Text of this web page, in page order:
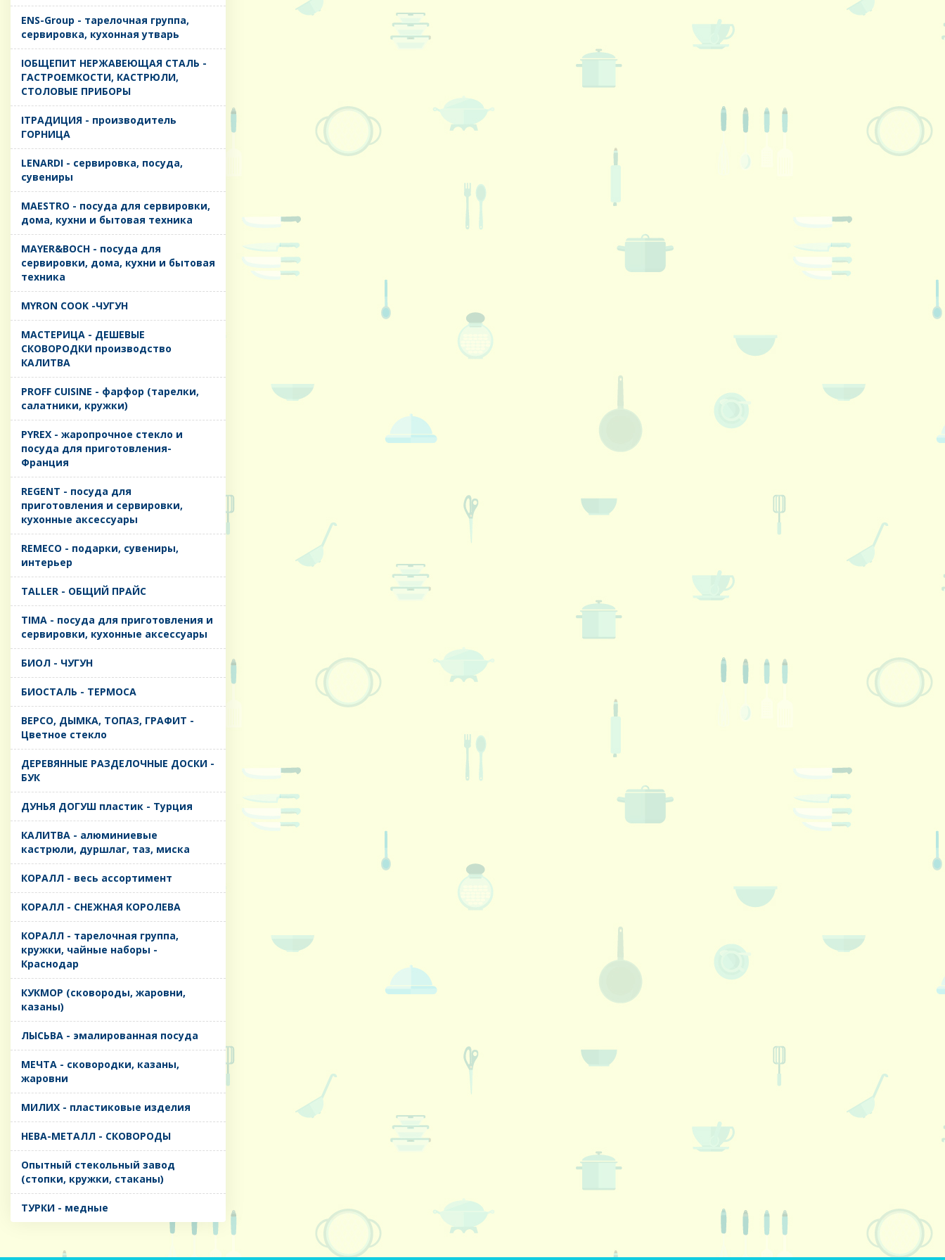
ENS-Group - тарелочная группа,
сервировка, кухонная утварь
IОБЩЕПИТ НЕРЖАВЕЮЩАЯ СТАЛЬ -
ГАСТРОЕМКОСТИ, КАСТРЮЛИ,
СТОЛОВЫЕ ПРИБОРЫ
IТРАДИЦИЯ - производитель
ГОРНИЦА
LENARDI - сервировка, посуда,
сувениры
MAESTRO - посуда для сервировки,
дома, кухни и бытовая техника
MAYER&BOCH - посуда для
сервировки, дома, кухни и бытовая
техника
MYRON COOK -ЧУГУН
MАСТЕРИЦА - ДЕШЕВЫЕ
СКОВОРОДКИ производство
КАЛИТВА
PROFF CUISINE - фарфор (тарелки,
салатники, кружки)
PYREX - жаропрочное стекло и
посуда для приготовления-
Франция
REGENT - посуда для
приготовления и сервировки,
кухонные аксессуары
REMECO - подарки, сувениры,
интерьер
TALLER - ОБЩИЙ ПРАЙС
TIMA - посуда для приготовления и
сервировки, кухонные аксессуары
БИОЛ - ЧУГУН
БИОСТАЛЬ - ТЕРМОСА
ВЕРСО, ДЫМКА, ТОПАЗ, ГРАФИТ -
Цветное стекло
ДЕРЕВЯННЫЕ РАЗДЕЛОЧНЫЕ ДОСКИ -
БУК
ДУНЬЯ ДОГУШ пластик - Турция
КАЛИТВА - алюминиевые
кастрюли, дуршлаг, таз, миска
КОРАЛЛ - весь ассортимент
КОРАЛЛ - СНЕЖНАЯ КОРОЛЕВА
КОРАЛЛ - тарелочная группа,
кружки, чайные наборы -
Краснодар
КУКМОР (сковороды, жаровни,
казаны)
ЛЫСЬВА - эмалированная посуда
МЕЧТА - сковородки, казаны,
жаровни
МИЛИХ - пластиковые изделия
НЕВА-МЕТАЛЛ - СКОВОРОДЫ
Опытный стекольный завод
(стопки, кружки, стаканы)
ТУРКИ - медные